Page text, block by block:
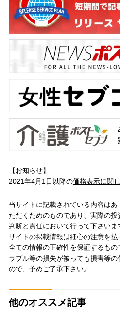
【お知らせ】
2021年4月1日以降の価格表示に関
当サイトに記載されている内容は
ただくためのものであり、実際の
判断と責任において行って下さい
サイトの掲載情報は細心の注意を
全ての情報の正確性を保証するも
ラブル等の損失が被っても損害等
ので、予めご了承下さい。
他のオススメ記事